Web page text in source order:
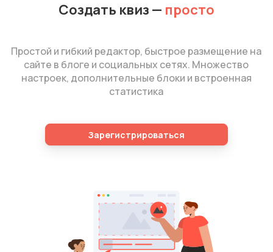
Создать квиз — просто
Простой и гибкий редактор, быстрое размещение на
сайте в блоге и социальных сетях. Множество
настроек, дополнительные блоки и встроенная
статистика
Зарегистрироваться